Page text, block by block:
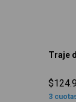
Traje
3